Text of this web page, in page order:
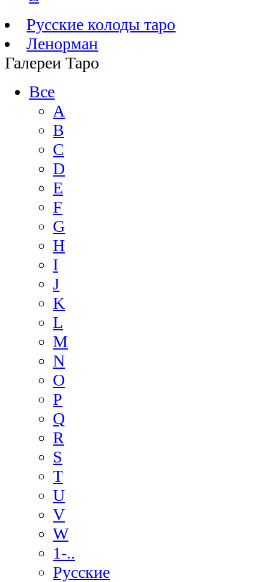
Русские колоды таро
Ленорман
Галереи Таро
Все
A
B
C
D
E
F
G
H
I
J
K
L
M
N
O
P
Q
R
S
T
U
V
W
1-..
Русские